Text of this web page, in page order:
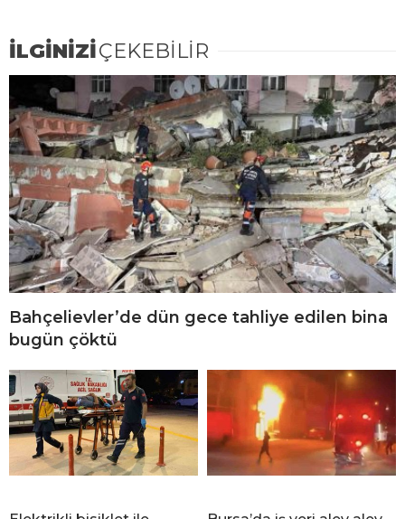
İLGİNİZİÇEKEBİLİR
Bahçelievler’de dün gece tahliye edilen bina
bugün çöktü